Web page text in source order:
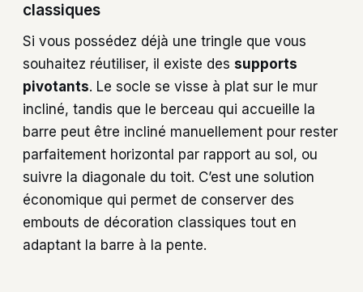
classiques
Si vous possédez déjà une tringle que vous
souhaitez réutiliser, il existe des supports
pivotants. Le socle se visse à plat sur le mur
incliné, tandis que le berceau qui accueille la
barre peut être incliné manuellement pour rester
parfaitement horizontal par rapport au sol, ou
suivre la diagonale du toit. C’est une solution
économique qui permet de conserver des
embouts de décoration classiques tout en
adaptant la barre à la pente.